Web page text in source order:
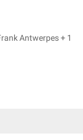
Dr. No, Dr. Frank Antwerpes + 1